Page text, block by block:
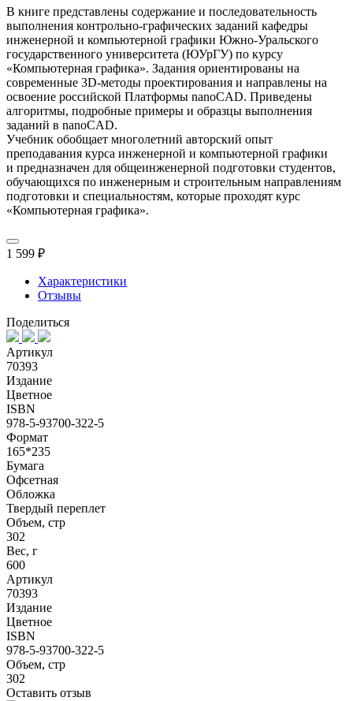
В книге представлены содержание и последовательность
выполнения контрольно-графических заданий кафедры
инженерной и компьютерной графики Южно-Уральского
государственного университета (ЮУрГУ) по курсу
«Компьютерная графика». Задания ориентированы на
современные 3D-методы проектирования и направлены на
освоение российской Платформы nanoCAD. Приведены
алгоритмы, подробные примеры и образцы выполнения
заданий в nanoCAD.
Учебник обобщает многолетний авторский опыт
преподавания курса инженерной и компьютерной графики
и предназначен для общеинженерной подготовки студентов,
обучающихся по инженерным и строительным направлениям
подготовки и специальностям, которые проходят курс
«Компьютерная графика».
1 599 ₽
Характеристики
Отзывы
Поделиться
Артикул
70393
Издание
Цветное
ISBN
978-5-93700-322-5
Формат
165*235
Бумага
Офсетная
Обложка
Твердый переплет
Объем, стр
302
Вес, г
600
Артикул
70393
Издание
Цветное
ISBN
978-5-93700-322-5
Объем, стр
302
Оставить отзыв